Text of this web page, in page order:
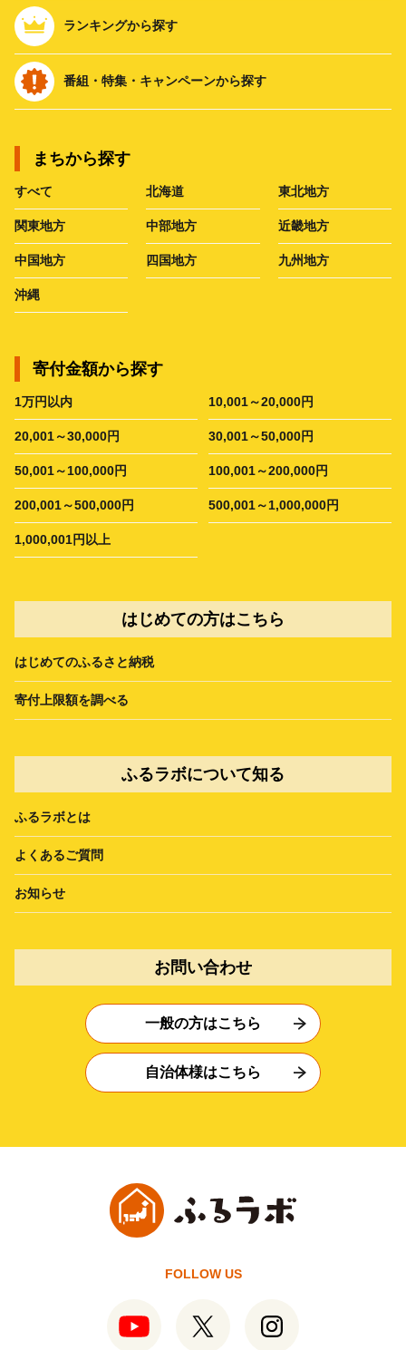
ランキングから探す
番組・特集・キャンペーンから探す
まちから探す
すべて 北海道 東北地方
関東地方 中部地方 近畿地方
中国地方 四国地方 九州地方
沖縄
寄付金額から探す
1万円以内 10,001～20,000円
20,001～30,000円 30,001～50,000円
50,001～100,000円 100,001～200,000円
200,001～500,000円 500,001～1,000,000円
1,000,001円以上
はじめての方はこちら
はじめてのふるさと納税
寄付上限額を調べる
ふるラボについて知る
ふるラボとは
よくあるご質問
お知らせ
お問い合わせ
一般の方はこちら
自治体様はこちら
FOLLOW US